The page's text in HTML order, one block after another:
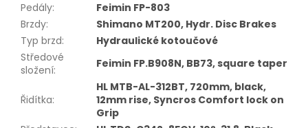
Pedály:
Feimin FP-803
Brzdy:
Shimano MT200, Hydr. Disc Brakes
Typ brzd:
Hydraulické kotoučové
Středové
složení: Feimin FP.B908N, BB73, square taper
Řidítka:
HL MTB-AL-312BT, 720mm, black,
12mm rise, Syncros Comfort lock on
Grip